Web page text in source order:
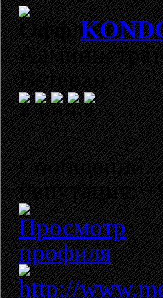
Ветеран
Сообщений:
Репутация: